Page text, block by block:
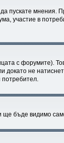
в
с форумите).
докато не
потребител.
ще бъде видимо